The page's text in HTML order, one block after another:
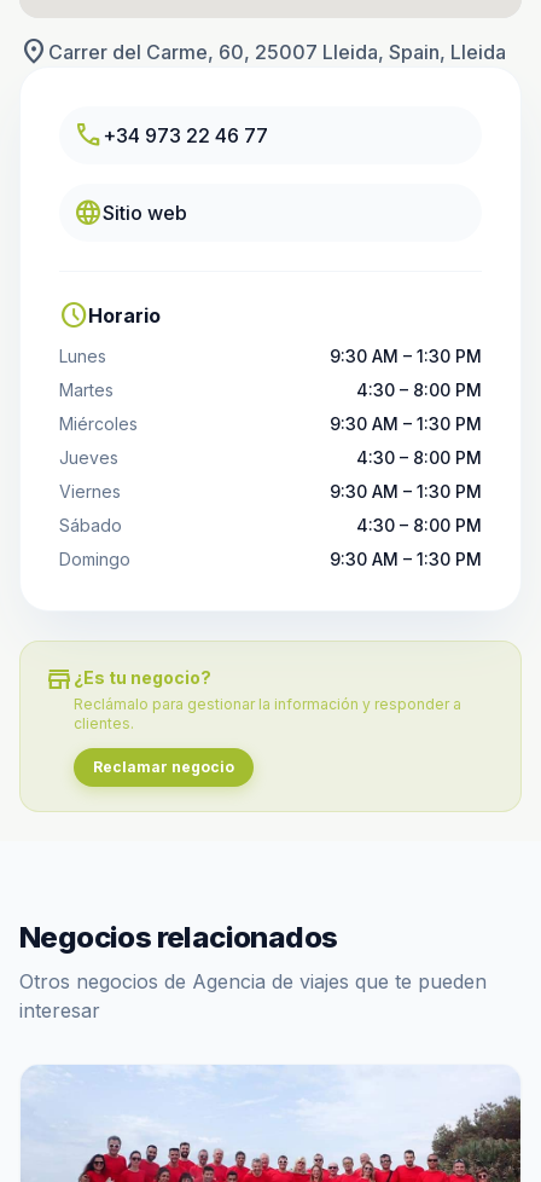
location_on Carrer del Carme, 60, 25007 Lleida, Spain, Lleida
call +34 973 22 46 77
languageSitio web
scheduleHorario
Lunes
9:30 AM – 1:30 PM
Martes
4:30 – 8:00 PM
Miércoles
9:30 AM – 1:30 PM
Jueves
4:30 – 8:00 PM
Viernes
9:30 AM – 1:30 PM
Sábado
4:30 – 8:00 PM
Domingo
9:30 AM – 1:30 PM
store ¿Es tu negocio?
Reclámalo para gestionar la información y responder a
clientes.
Reclamar negocio
Negocios relacionados
Otros negocios de Agencia de viajes que te pueden
interesar